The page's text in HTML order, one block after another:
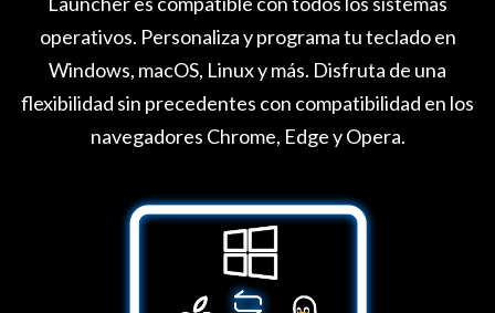
operativos. Personaliza y programa tu teclado en
Windows, macOS, Linux y más. Disfruta de una
flexibilidad sin precedentes con compatibilidad en los
navegadores Chrome, Edge y Opera.